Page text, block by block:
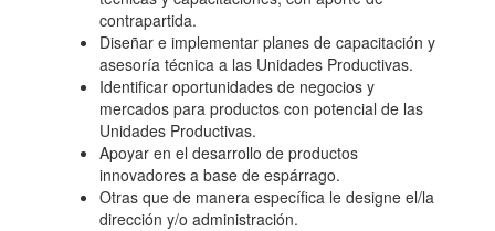
contrapartida.
Diseñar e implementar planes de capacitación y
asesoría técnica a las Unidades Productivas.
Identificar oportunidades de negocios y
mercados para productos con potencial de las
Unidades Productivas.
Apoyar en el desarrollo de productos
innovadores a base de espárrago.
Otras que de manera específica le designe el/la
dirección y/o administración.